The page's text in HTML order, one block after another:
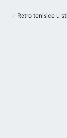
Retro tenisice u